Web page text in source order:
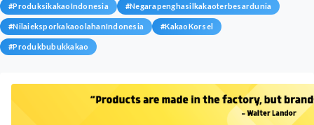
#ProduksikakaoIndonesia #Negarapenghasilkakaoterbesardunia
#NilaieksporkakaoolahanIndonesia #KakaoKorsel
#Produkbubukkakao